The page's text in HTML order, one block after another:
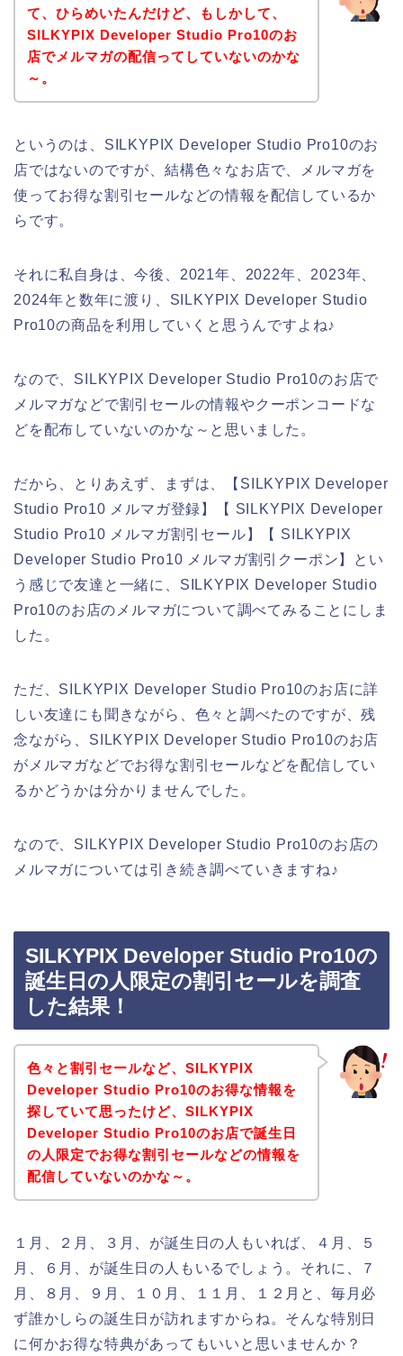
て、ひらめいたんだけど、もしかして、
SILKYPIX Developer Studio Pro10のお
店でメルマガの配信ってしていないのかな
～。
というのは、SILKYPIX Developer Studio Pro10のお
店ではないのですが、結構色々なお店で、メルマガを
使ってお得な割引セールなどの情報を配信しているか
らです。
それに私自身は、今後、2021年、2022年、2023年、
2024年と数年に渡り、SILKYPIX Developer Studio
Pro10の商品を利用していくと思うんですよね♪
なので、SILKYPIX Developer Studio Pro10のお店で
メルマガなどで割引セールの情報やクーポンコードな
どを配布していないのかな～と思いました。
だから、とりあえず、まずは、【SILKYPIX Developer
Studio Pro10 メルマガ登録】【 SILKYPIX Developer
Studio Pro10 メルマガ割引セール】【 SILKYPIX
Developer Studio Pro10 メルマガ割引クーポン】とい
う感じで友達と一緒に、SILKYPIX Developer Studio
Pro10のお店のメルマガについて調べてみることにしま
した。
ただ、SILKYPIX Developer Studio Pro10のお店に詳
しい友達にも聞きながら、色々と調べたのですが、残
念ながら、SILKYPIX Developer Studio Pro10のお店
がメルマガなどでお得な割引セールなどを配信してい
るかどうかは分かりませんでした。
なので、SILKYPIX Developer Studio Pro10のお店の
メルマガについては引き続き調べていきますね♪
SILKYPIX Developer Studio Pro10の
誕生日の人限定の割引セールを調査
した結果！
色々と割引セールなど、SILKYPIX
Developer Studio Pro10のお得な情報を
探していて思ったけど、SILKYPIX
Developer Studio Pro10のお店で誕生日
の人限定でお得な割引セールなどの情報を
配信していないのかな～。
１月、２月、３月、が誕生日の人もいれば、４月、５
月、６月、が誕生日の人もいるでしょう。それに、７
月、８月、９月、１０月、１１月、１２月と、毎月必
ず誰かしらの誕生日が訪れますからね。そんな特別日
に何かお得な特典があってもいいと思いませんか？